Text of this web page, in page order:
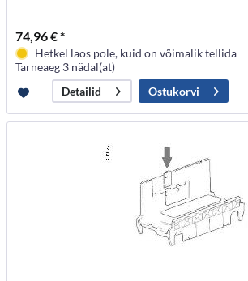
74,96 € *
Hetkel laos pole, kuid on võimalik tellida
Tarneaeg 3 nädal(at)
Detailid
Ostukorvi